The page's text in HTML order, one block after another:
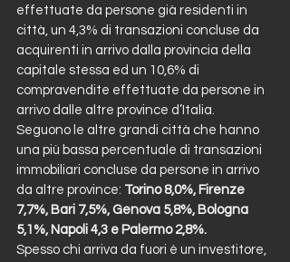
effettuate da persone già residenti in
città, un 4,3% di transazioni concluse da
acquirenti in arrivo dalla provincia della
capitale stessa ed un 10,6% di
compravendite effettuate da persone in
arrivo dalle altre province d’Italia.
Seguono le altre grandi città che hanno
una più bassa percentuale di transazioni
immobiliari concluse da persone in arrivo
da altre province: Torino 8,0%, Firenze
7,7%, Bari 7,5%, Genova 5,8%, Bologna
5,1%, Napoli 4,3 e Palermo 2,8%.
Spesso chi arriva da fuori è un investitore,